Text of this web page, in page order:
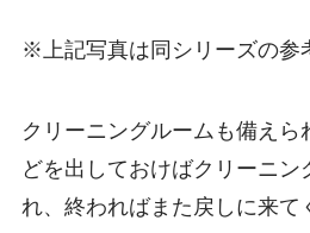
※上記写真は同シリーズの参
クリーニングルームも備えら
どを出しておけばクリーニン
れ、終わればまた戻しに来て